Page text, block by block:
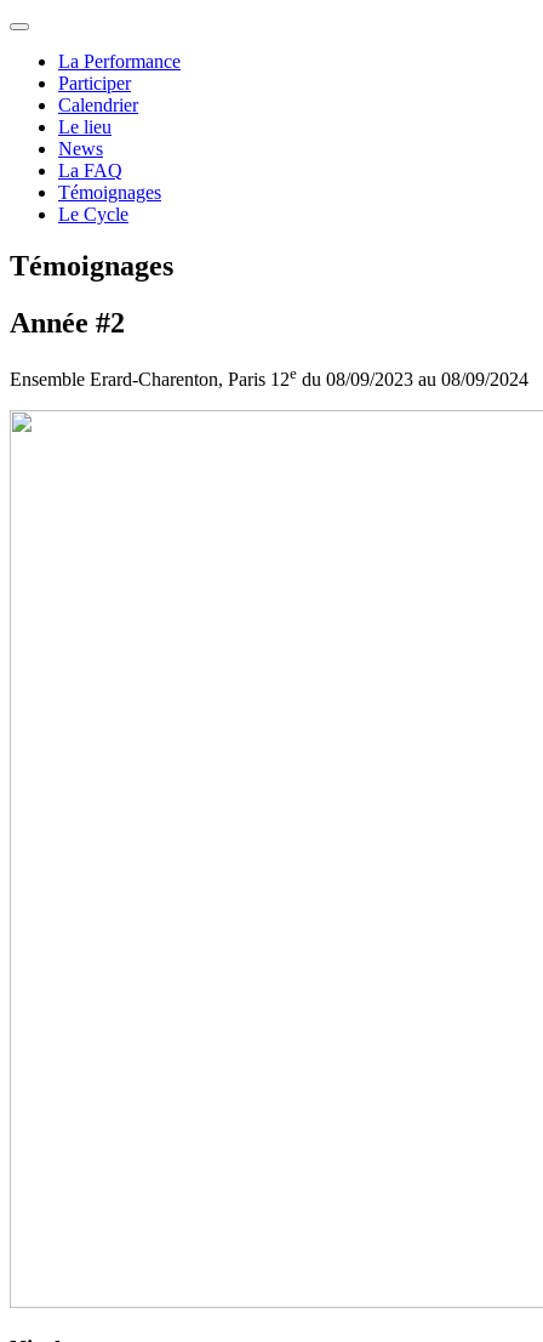
La Performance
Participer
Calendrier
Le lieu
News
La FAQ
Témoignages
Le Cycle
Témoignages
Année #2
Ensemble Erard-Charenton, Paris 12e du 08/09/2023 au 08/09/2024